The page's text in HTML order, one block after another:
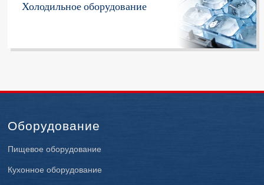
Холодильное оборудование
Оборудование
Пищевое оборудование
Кухонное оборудование